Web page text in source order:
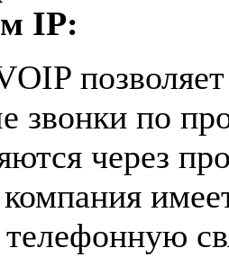
IP:
звонки по
через
телефонную